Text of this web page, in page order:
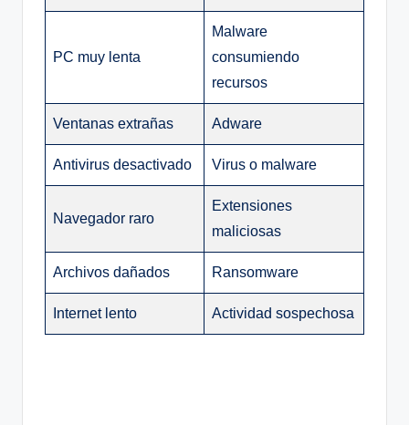
PC muy lenta
Malware
consumiendo
recursos
Ventanas extrañas Adware
Antivirus desactivado Virus o malware
Navegador raro
Extensiones
maliciosas
Archivos dañados Ransomware
Internet lento Actividad sospechosa